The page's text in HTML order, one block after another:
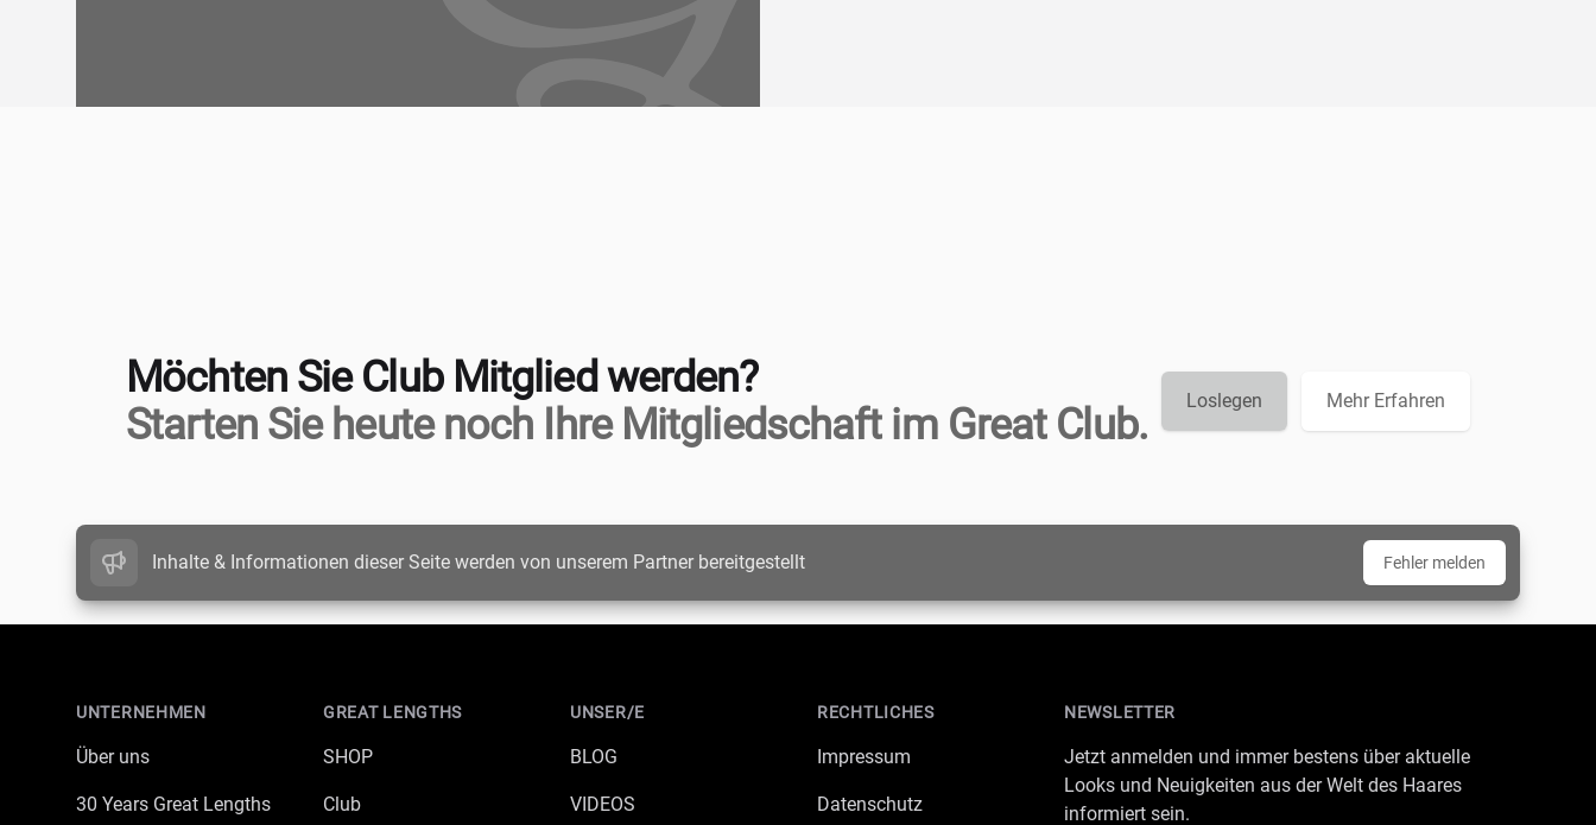
Möchten Sie Club Mitglied werden?
Starten Sie heute noch Ihre Mitgliedschaft im Great Club.
Loslegen Mehr Erfahren
Inhalte & Informationen dieser Seite werden von unserem Partner bereitgestellt Fehler melden
UNTERNEHMEN
Über uns
30 Years Great Lengths
GREAT LENGTHS
SHOP
Club
UNSER/E
BLOG
VIDEOS
RECHTLICHES
Impressum
Datenschutz
NEWSLETTER
Jetzt anmelden und immer bestens über aktuelle
Looks und Neuigkeiten aus der Welt des Haares
informiert sein.